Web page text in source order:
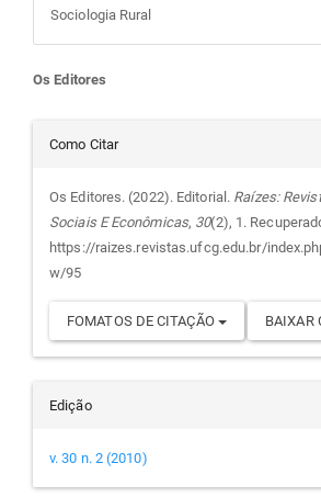
Sociologia Rural
Conteúdo
do
artigo
principal
Os Editores
Detalhes
do
artigo
Como Citar
Os Editores. (2022). Editorial. Raízes:
Sociais E Econômicas, 30(2), 1.
https://raizes.revistas.ufcg.edu.br/
w/95
FOMATOS DE CITAÇÃO BAIXAR
Edição
v. 30 n. 2 (2010)